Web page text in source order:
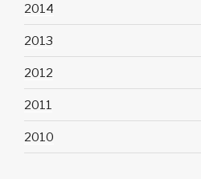
2014
2013
2012
2011
2010